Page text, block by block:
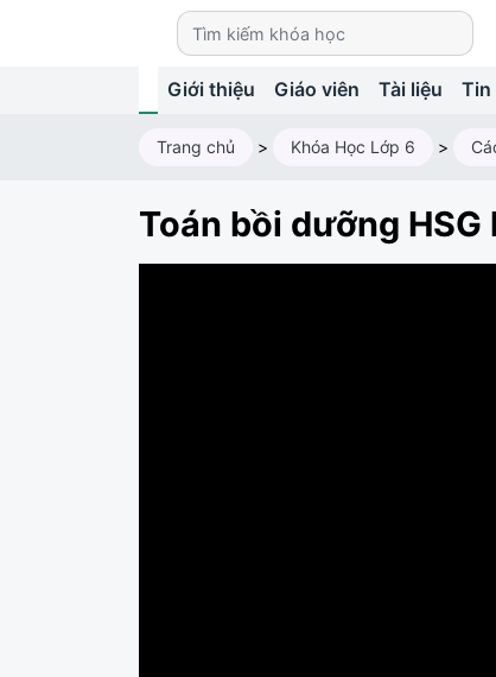
Giới thiệu Giáo viên Tài liệu
Trang chủ > Khóa Học Lớp 6 >
Toán bồi dưỡng